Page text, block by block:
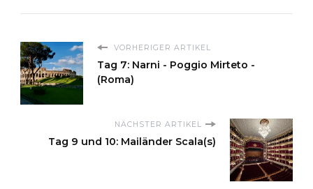
VORHERIGER ARTIKEL
Tag 7: Narni - Poggio Mirteto -
(Roma)
NÄCHSTER ARTIKEL
Tag 9 und 10: Mailänder Scala(s)